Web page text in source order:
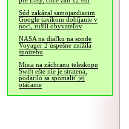
Súd zakázal samojazdiacim
Google taxíkom dobíjanie v
noci, rušili obyvateľov
NASA na diaľku na sonde
Voyager 2 úspešne znížila
spotrebu
Misia na záchranu teleskopu
Swift ešte nie je stratená,
podarilo sa spomaliť jej
otáčanie